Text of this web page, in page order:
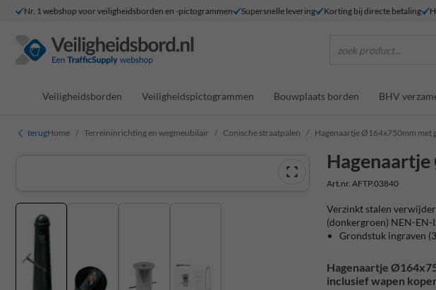
Nr. 1 webshop voor veiligheidsborden en -pictogrammen Supersnelle levering Korting bij directe betaling
zoek product...
Veiligheidsborden Veiligheidspictogrammen Bouwplaats borden BHV
terugHome Terreininrichting en wegmeubilair Conische straatpalen Hagenaartje Ø164x750mm met
Art.nr. AFTP.03840
Verzinkt stalen
(donkergroen) NEN-EN-
Grondstuk ingraven
Hagenaartje
inclusief wapen